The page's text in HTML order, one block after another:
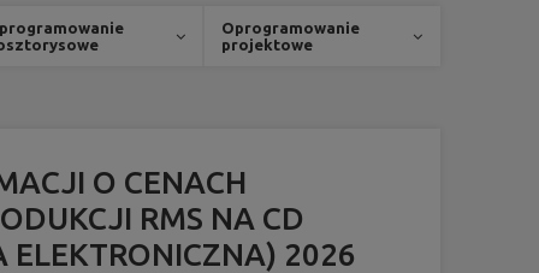
Oprogramowanie
projektowe
O CENACH
RMS NA CD
ELEKTRONICZNA) 2026